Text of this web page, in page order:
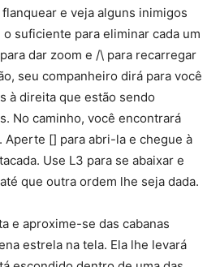
e veja alguns inimigos
suficiente para eliminar cada um
dar zoom e /\ para recarregar
seu companheiro dirá para você
à direita que estão sendo
No caminho, você encontrará
Aperte [] para abri-la e chegue à
Use L3 para se abaixar e
que outra ordem lhe seja dada.
e aproxime-se das cabanas
estrela na tela. Ela lhe levará